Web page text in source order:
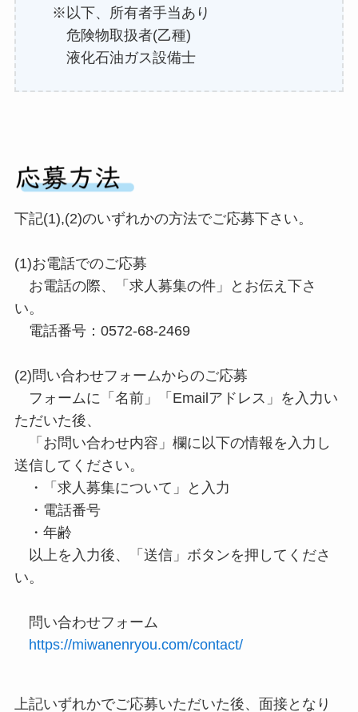
※以下、所有者手当あり
危険物取扱者(⼄種)
液化⽯油ガス設備⼠
下記(1),(2)のいずれかの⽅法でご応募下さい。
(1)お電話でのご応募
お電話の際、「求人募集の件」とお伝え下さ
い。
電話番号：0572-68-2469
(2)問い合わせフォームからのご応募
フォームに「名前」「Emailアドレス」を入力い
ただいた後、
「お問い合わせ内容」欄に以下の情報を入力し
送信してください。
・「求人募集について」と入力
・電話番号
・年齢
以上を入力後、「送信」ボタンを押してくださ
い。
問い合わせフォーム
https://miwanenryou.com/contact/
上記いずれかでご応募いただいた後、面接となり